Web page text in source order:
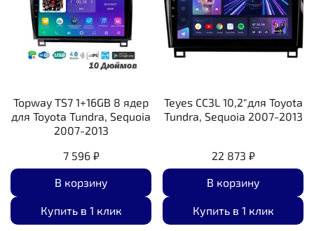
Topway TS7 1+16GB 8 ядер
для Toyota Tundra, Sequoia
2007-2013
7 596 ₽
В корзину
Купить в 1 клик
Teyes CC3L 10,2"для Toyota
Tundra, Sequoia 2007-2013
22 873 ₽
В корзину
Купить в 1 клик